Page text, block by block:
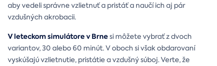
aby vedeli správne vzlietnuť a pristáť a naučí ich aj pár
vzdušných akrobacii.
V leteckom simulátore v Brnesi môžete vybrať z dvoch
variantov, 30 alebo 60 minút. V oboch si však obdarovaní
vyskúšajú vzlietnutie, pristátie a vzdušný súboj. Verte, že